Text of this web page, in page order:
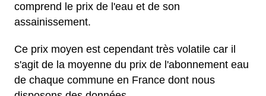
comprend le prix de l'eau et de son
assainissement.
Ce prix moyen est cependant très volatile car il
s'agit de la moyenne du prix de l'abonnement eau
de chaque commune en France dont nous